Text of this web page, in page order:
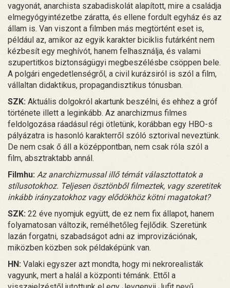
vagyonát, anarchista szabadiskolát alapított, mire a családja
elmegyógyintézetbe záratta, és ellene fordult egyház és az
állam is. Van viszont a filmben más megtörtént eset is,
például az, amikor az egyik karakter biciklis futárként nem
kézbesít egy meghívót, hanem felhasználja, és valami
szupertitkos biztonságügyi megbeszélésbe csöppen bele.
A polgári engedetlenségről, a civil kurázsiról is szól a film,
vállaltan didaktikus, propagandisztikus tónusban.
SZK: Aktuális dolgokról akartunk beszélni, és ehhez a gróf
története illett a leginkább. Az anarchizmus filmes
feldolgozása ráadásul régi ötletünk, korábban egy HBO-s
pályázatra is hasonló karakterről szóló sztorival neveztünk.
De nem csak ő áll a középpontban, nem csak róla szól a
film, absztraktabb annál.
Filmhu: Az anarchizmussal illő témát választottatok a
stílusotokhoz. Teljesen ösztönből filmeztek, vagy szeretitek
inkább irányzatokhoz vagy elődökhöz kötni magatokat?
SZK: 22 éve nyomjuk együtt, de ez nem fix állapot, hanem
folyamatosan változik, remélhetőleg fejlődik. Szeretünk
lazán forgatni, szabadságot adni az improvizációnak,
miközben közben sok példaképünk van.
HN: Valaki egyszer azt mondta, hogy mi nekrorealisták
vagyunk, mert a halál a központi témánk. Ettől a